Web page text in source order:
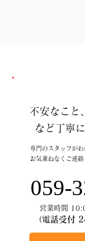
不安なこと
など丁寧
専門のスタッフが
お気兼ねなくご連絡
059-
営業時間
（電話受付